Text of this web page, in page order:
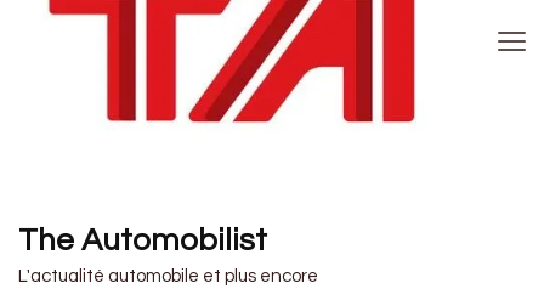
The Automobilist
L'actualité automobile et plus encore